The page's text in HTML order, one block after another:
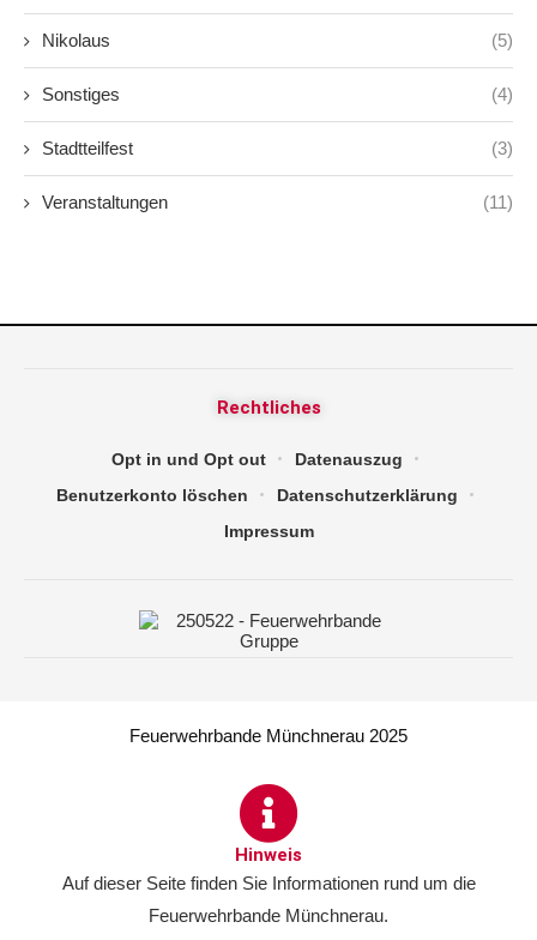
Nikolaus (5)
Sonstiges (4)
Stadtteilfest (3)
Veranstaltungen (11)
Rechtliches
Opt in und Opt out
Datenauszug
Benutzerkonto löschen
Datenschutzerklärung
Impressum
Feuerwehrbande Münchnerau 2025
Hinweis
Auf dieser Seite finden Sie Informationen rund um die
Feuerwehrbande Münchnerau.